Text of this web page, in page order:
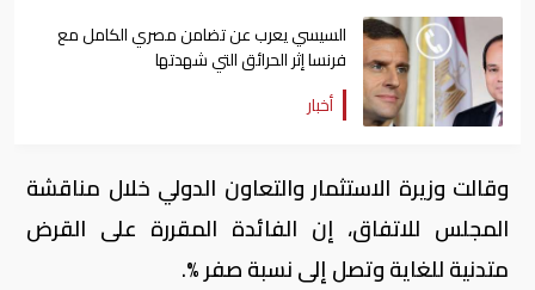
السيسي يعرب عن تضامن مصري الكامل مع
فرنسا إثر الحرائق التي شهدتها
أخبار
وقالت وزيرة الاستثمار والتعاون الدولي خلال مناقشة
المجلس للاتفاق، إن الفائدة المقررة على القرض
متدنية للغاية وتصل إلى نسبة صفر %.